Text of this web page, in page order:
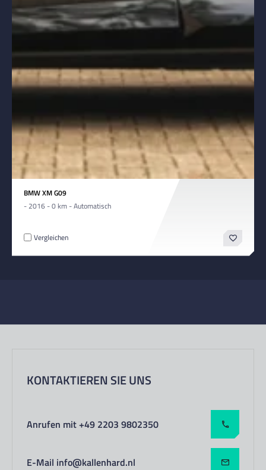
BMW XM G09
- 2016 - 0 km - Automatisch
Vergleichen
KONTAKTIEREN SIE UNS
Anrufen mit +49 2203 9802350
E-Mail info@kallenhard.nl